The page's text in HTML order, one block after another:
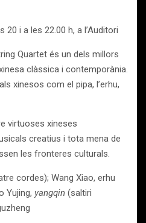
20 i a les 22.00 h, a l’Auditori
Quartet és un dels millors
clàssica i contemporània.
xinesos com el pipa, l’erhu,
virtuoses xineses
creatius i tota mena de
les fronteres culturals.
cordes); Wang Xiao, erhu
Yujing, yangqin (saltiri